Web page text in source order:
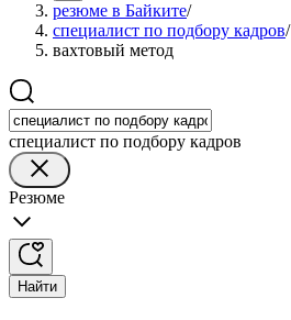
резюме в Байките/
специалист по подбору кадров/
вахтовый метод
специалист по подбору кадров
Резюме
Найти